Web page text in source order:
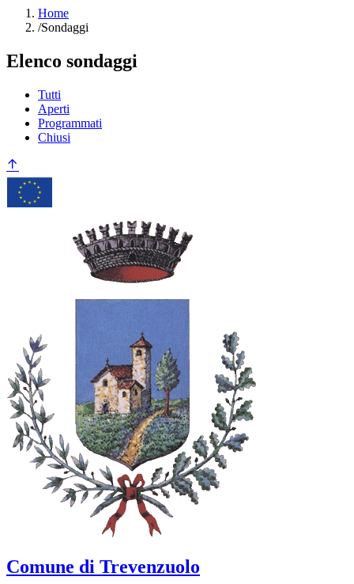
Home
/Sondaggi
Elenco sondaggi
Tutti
Aperti
Programmati
Chiusi
Comune di Trevenzuolo